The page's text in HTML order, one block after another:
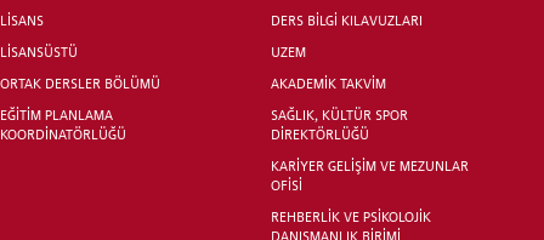
INTERNATIONAL
LİSANS
LİSANSÜSTÜ
ORTAK DERSLER BÖLÜMÜ
EĞİTİM PLANLAMA
KOORDİNATÖRLÜĞÜ
DERS BİLGİ KILAVUZLARI
UZEM
AKADEMİK TAKVİM
SAĞLIK, KÜLTÜR SPOR
DİREKTÖRLÜĞÜ
KARİYER GELİŞİM VE MEZUNLAR
OFİSİ
REHBERLİK VE PSİKOLOJİK